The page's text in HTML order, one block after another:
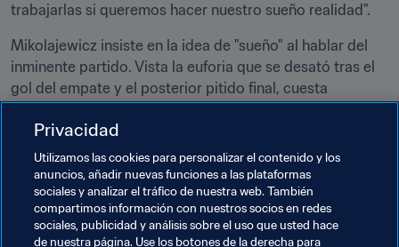
trabajarlas si queremos hacer nuestro sueño realidad".
Mikolajewicz insiste en la idea de "sueño" al hablar del
inminente partido. Vista la euforia que se desató tras el
gol del empate y el posterior pitido final, cuesta
su billete mundialista. Lo que sí es seguro es que los
jugadores con el águila en el pecho, con su capitán al
frente, lucharán hasta el último segundo por cumplir su
gran sueño.
Privacidad
Utilizamos las cookies para personalizar el contenido y los
anuncios, añadir nuevas funciones a las plataformas
sociales y analizar el tráfico de nuestra web. También
compartimos información con nuestros socios en redes
sociales, publicidad y análisis sobre el uso que usted hace
de nuestra página. Use los botones de la derecha para